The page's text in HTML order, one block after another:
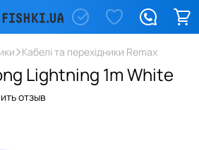
Кабелі та перехідники Remax
Lightning 1m White
отзыв